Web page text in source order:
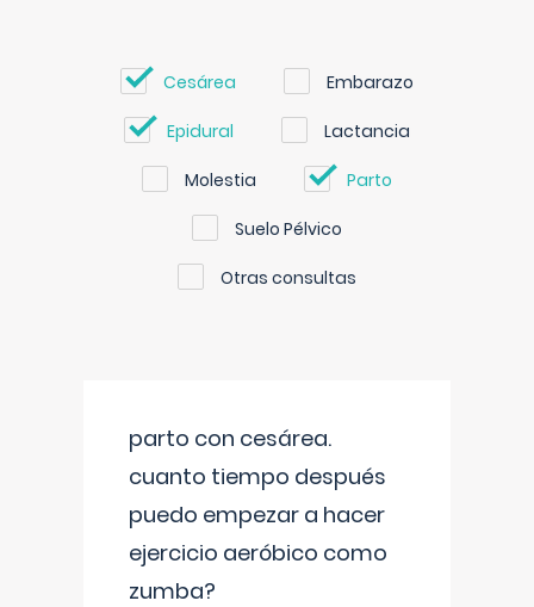
Cesárea Embarazo
Epidural Lactancia
Molestia Parto
Suelo Pélvico
Otras consultas
parto con cesárea.
cuanto tiempo después
puedo empezar a hacer
ejercicio aeróbico como
zumba?